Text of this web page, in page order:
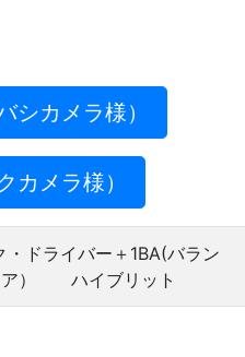
シカメラ様）
カメラ様）
ドライバー＋1BA(バラン
ア） ハイブリット